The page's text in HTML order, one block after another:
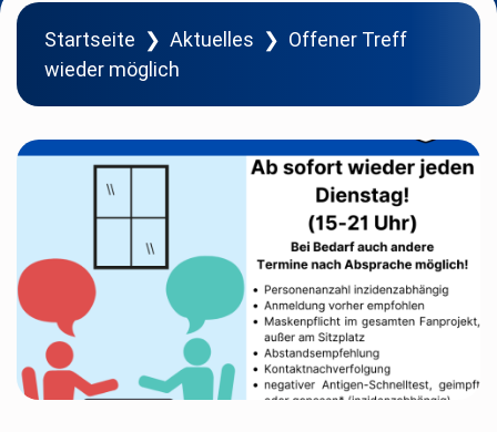
Startseite ❯ Aktuelles ❯ Offener Treff
wieder möglich